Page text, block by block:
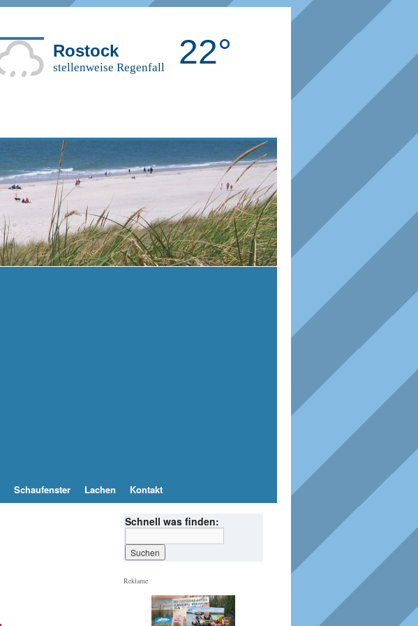
Rostock
stellenweise Regenfall 22°
Schaufenster Lachen Kontakt
Schnell was finden:
Reklame